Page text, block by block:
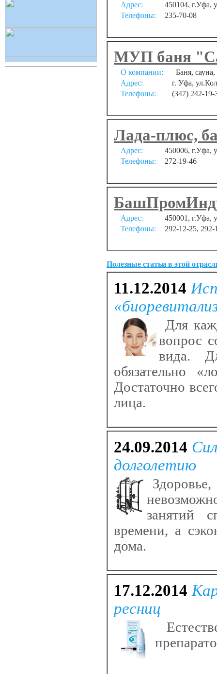
Адрес:
450104, г.Уфа,
Телефоны:
235-70-08
МУП баня
О компании:
Баня,
Адрес:
г. Уфа,
Телефоны:
(347) 242-19-
Лада-плюс,
Адрес:
450006, г.Уфа,
Телефоны:
272-19-46
Адрес:
450001, г.Уфа,
Телефоны:
292-12-25, 292-
Полезные статьи в этой
11.12.2014
Для
вопрос
вида.
обязательно
Достаточно
лица.
24.09.2014
долголетию
занятий
времени, а
дома.
17.12.2014
ресниц